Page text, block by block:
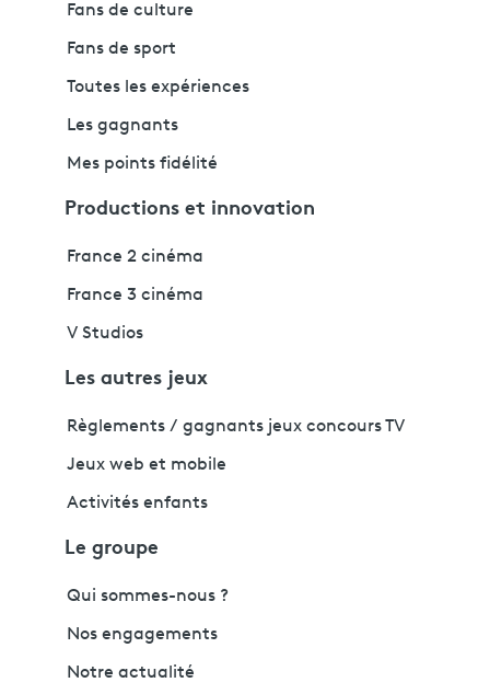
Fans de culture
Fans de sport
Toutes les expériences
Les gagnants
Mes points fidélité
Productions et innovation
France 2 cinéma
France 3 cinéma
V Studios
Les autres jeux
Règlements / gagnants jeux concours TV
Jeux web et mobile
Activités enfants
Le groupe
Qui sommes-nous ?
Nos engagements
Notre actualité